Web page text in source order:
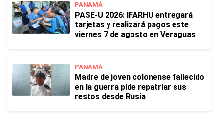
PANAMÁ
PASE-U 2026: IFARHU entregará
tarjetas y realizará pagos este
viernes 7 de agosto en Veraguas
PANAMÁ
Madre de joven colonense fallecido
en la guerra pide repatriar sus
restos desde Rusia